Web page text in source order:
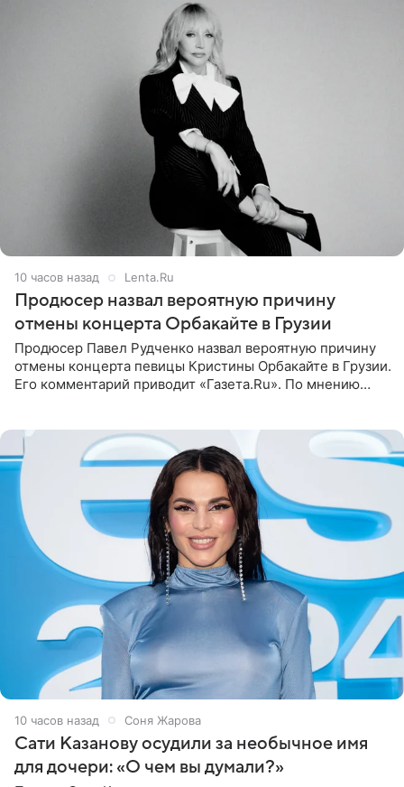
10 часов назад Lenta.Ru
Продюсер назвал вероятную причину
отмены концерта Орбакайте в Грузии
Продюсер Павел Рудченко назвал вероятную причину
отмены концерта певицы Кристины Орбакайте в Грузии.
Его комментарий приводит «Газета.Ru». По мнению
10 часов назад Соня Жарова
Сати Казанову осудили за необычное имя
для дочери: «О чем вы думали?»